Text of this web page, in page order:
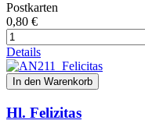
Postkarten
0,80 €
Details
In den Warenkorb
Hl. Felizitas